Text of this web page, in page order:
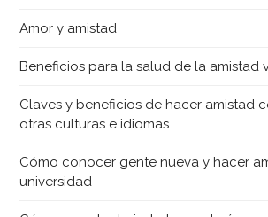
Amor y amistad
Beneficios para la salud de la amistad
Claves y beneficios de hacer amistad
otras culturas e idiomas
Cómo conocer gente nueva y hacer
universidad